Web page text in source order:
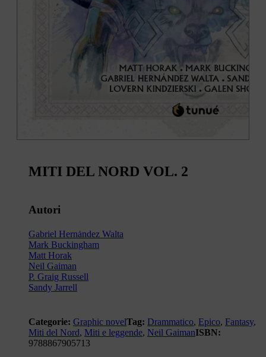
MITI DEL NORD VOL. 2
Autori
Gabriel Hernȧndez Walta
Mark Buckingham
Matt Horak
Neil Gaiman
P. Graig Russell
Sandy Jarrell
Categorie: Graphic novelTag: Drammatico, Epico, Fantasy,
Miti del Nord, Miti e leggende, Neil GaimanISBN:
9788867905713